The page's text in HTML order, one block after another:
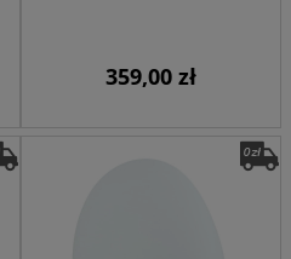
359,00 zł